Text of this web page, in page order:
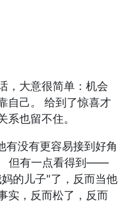
，大意很简单：机会
自己。 给到了惊喜才
系也留不住。
没有更容易接到好角
但有一点看得到——
的儿子"了，反而当他
实，反而松了，反而